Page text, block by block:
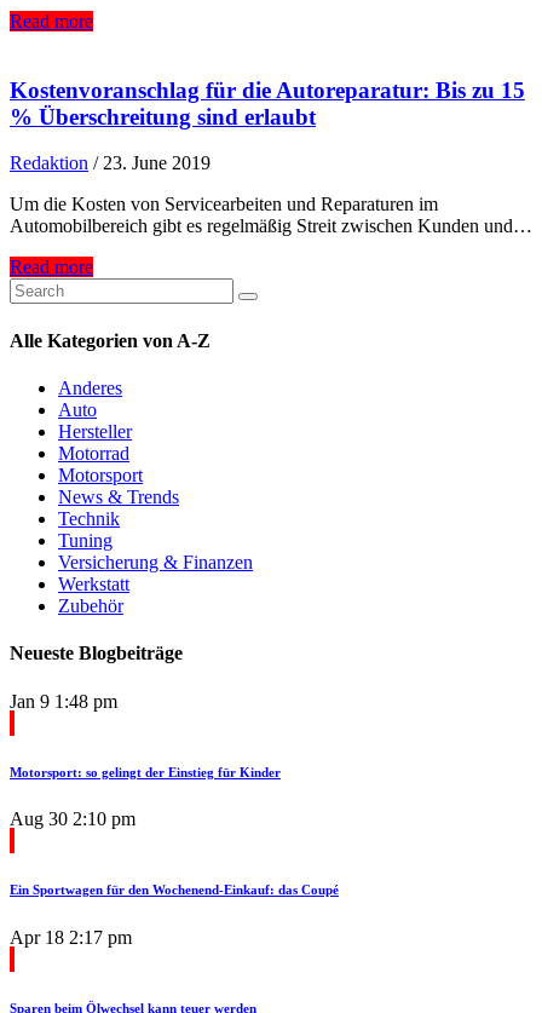
Read more
Kostenvoranschlag für die Autoreparatur: Bis zu 15
% Überschreitung sind erlaubt
Redaktion / 23. June 2019
Um die Kosten von Servicearbeiten und Reparaturen im
Automobilbereich gibt es regelmäßig Streit zwischen Kunden und…
Read more
Alle Kategorien von A-Z
Anderes
Auto
Hersteller
Motorrad
Motorsport
News & Trends
Technik
Tuning
Versicherung & Finanzen
Werkstatt
Zubehör
Neueste Blogbeiträge
Jan 9 1:48 pm
Motorsport: so gelingt der Einstieg für Kinder
Aug 30 2:10 pm
Ein Sportwagen für den Wochenend-Einkauf: das Coupé
Apr 18 2:17 pm
Sparen beim Ölwechsel kann teuer werden